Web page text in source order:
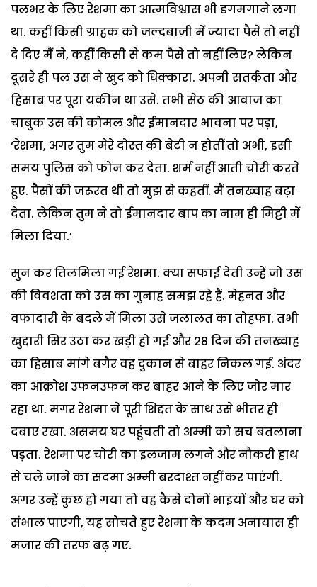
पलभर के लिए रेशमा का आत्मविश्वास भी डगमगाने लगा
था. कहीं किसी ग्राहक को जल्दबाजी में ज्यादा पैसे तो नहीं
दे दिए मैं ने, कहीं किसी से कम पैसे तो नहीं लिए? लेकिन
दूसरे ही पल उस ने खुद को धिक्कारा. अपनी सतर्कता और
हिसाब पर पूरा यकीन था उसे. तभी सेठ की आवाज का
चाबुक उस की कोमल और ईमानदार भावना पर पड़ा,
‘रेशमा, अगर तुम मेरे दोस्त की बेटी न होतीं तो अभी, इसी
समय पुलिस को फोन कर देता. शर्म नहीं आती चोरी करते
हुए. पैसों की जरूरत थी तो मुझ से कहतीं. मैं तनख्वाह बढ़ा
देता. लेकिन तुम ने तो ईमानदार बाप का नाम ही मिट्टी में
मिला दिया.’
सुन कर तिलमिला गई रेशमा. क्या सफाई देती उन्हें जो उस
की विवशता को उस का गुनाह समझ रहे हैं. मेहनत और
वफादारी के बदले में मिला उसे जलालत का तोहफा. तभी
खुद्दारी सिर उठा कर खड़ी हो गई और 28 दिन की तनख्वाह
का हिसाब मांगे बगैर वह दुकान से बाहर निकल गई. अंदर
का आक्रोश उफनउफन कर बाहर आने के लिए जोर मार
रहा था. मगर रेशमा ने पूरी शिद्दत के साथ उसे भीतर ही
दबाए रखा. असमय घर पहुंचती तो अम्मी को सच बतलाना
पड़ता. रेशमा पर चोरी का इलजाम लगने और नौकरी हाथ
से चले जाने का सदमा अम्मी बरदाश्त नहीं कर पाएंगी.
अगर उन्हें कुछ हो गया तो वह कैसे दोनों भाइयों और घर को
संभाल पाएगी, यह सोचते हुए रेशमा के कदम अनायास ही
मजार की तरफ बढ़ गए.